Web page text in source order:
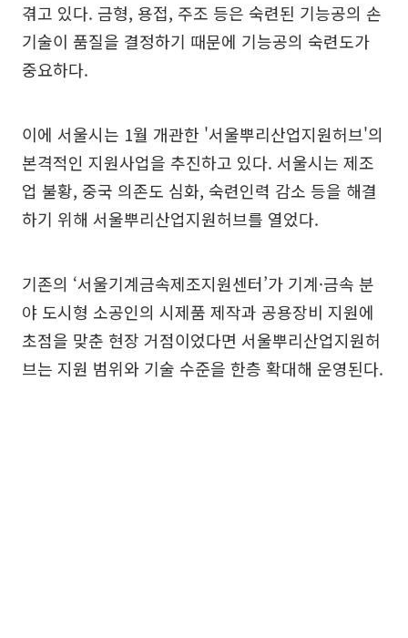
겪고 있다. 금형, 용접, 주조 등은 숙련된 기능공의 손
기술이 품질을 결정하기 때문에 기능공의 숙련도가
중요하다.
이에 서울시는 1월 개관한 '서울뿌리산업지원허브'의
본격적인 지원사업을 추진하고 있다. 서울시는 제조
업 불황, 중국 의존도 심화, 숙련인력 감소 등을 해결
하기 위해 서울뿌리산업지원허브를 열었다.
기존의 ‘서울기계금속제조지원센터’가 기계·금속 분
야 도시형 소공인의 시제품 제작과 공용장비 지원에
초점을 맞춘 현장 거점이었다면 서울뿌리산업지원허
브는 지원 범위와 기술 수준을 한층 확대해 운영된다.